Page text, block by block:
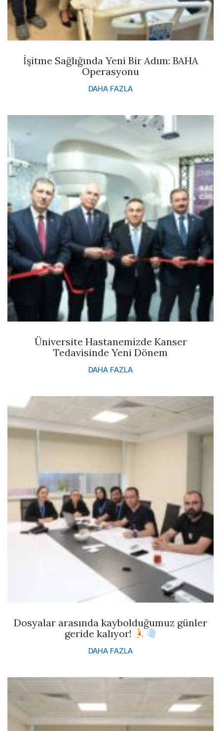
İşitme Sağlığında Yeni Bir Adım: BAHA
Operasyonu
DAHA FAZLA
Üniversite Hastanemizde Kanser
Tedavisinde Yeni Dönem
DAHA FAZLA
Dosyalar arasında kaybolduğumuz günler
geride kalıyor!
DAHA FAZLA